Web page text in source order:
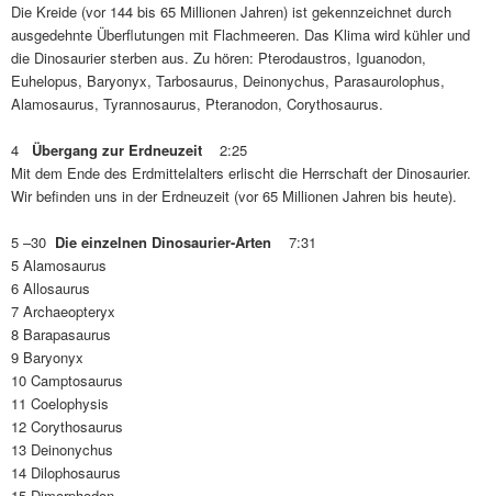
Die Kreide (vor 144 bis 65 Millionen Jahren) ist gekennzeichnet durch
ausgedehnte Überflutungen mit Flachmeeren. Das Klima wird kühler und
die Dinosaurier sterben aus. Zu hören: Pterodaustros, Iguanodon,
Euhelopus, Baryonyx, Tarbosaurus, Deinonychus, Parasaurolophus,
Alamosaurus, Tyrannosaurus, Pteranodon, Corythosaurus.
4 Übergang zur Erdneuzeit 2:25
Mit dem Ende des Erdmittelalters erlischt die Herrschaft der Dinosaurier.
Wir befinden uns in der Erdneuzeit (vor 65 Millionen Jahren bis heute).
5 –30 Die einzelnen Dinosaurier-Arten 7:31
5 Alamosaurus
6 Allosaurus
7 Archaeopteryx
8 Barapasaurus
9 Baryonyx
10 Camptosaurus
11 Coelophysis
12 Corythosaurus
13 Deinonychus
14 Dilophosaurus